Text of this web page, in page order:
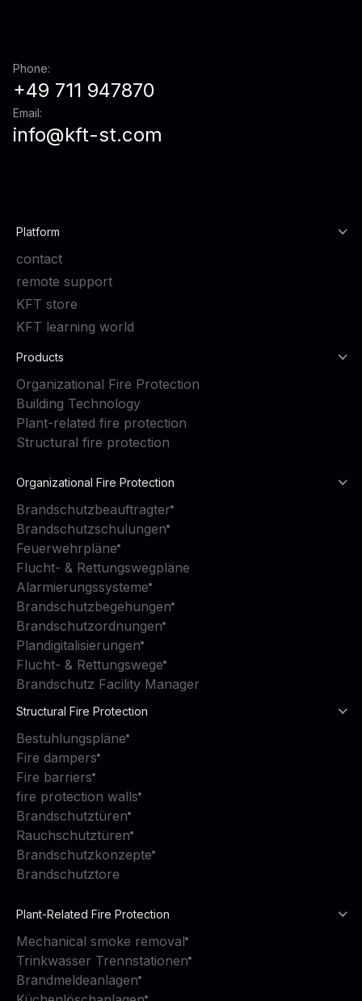
Phone:
+49 711 947870
Email:
info@kft-st.com
Platform
contact
remote support
KFT store
KFT learning world
Products
Organizational Fire Protection
Building Technology
Plant-related fire protection
Structural fire protection
Organizational Fire Protection
Brandschutzbeauftragter
Brandschutzschulungen
Feuerwehrpläne
Flucht- & Rettungswegpläne
Alarmierungssysteme
Brandschutzbegehungen
Brandschutzordnungen
Plandigitalisierungen
Flucht- & Rettungswege
Brandschutz Facility Manager
Structural Fire Protection
Bestuhlungspläne
Fire dampers
Fire barriers
fire protection walls
Brandschutztüren
Rauchschutztüren
Brandschutzkonzepte
Brandschutztore
Plant-Related Fire Protection
Mechanical smoke removal
Trinkwasser Trennstationen
Brandmeldeanlagen